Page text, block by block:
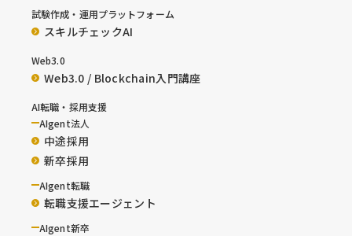
試験作成・運用プラットフォーム
スキルチェックAI
Web3.0
Web3.0 / Blockchain入門講座
AI転職・採用支援
AIgent法人
中途採用
新卒採用
AIgent転職
転職支援エージェント
AIgent新卒